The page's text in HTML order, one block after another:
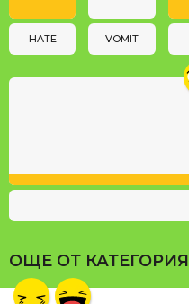
o
HATE VOMIT
ОЩЕ ОТ КАТЕГОРИЯ